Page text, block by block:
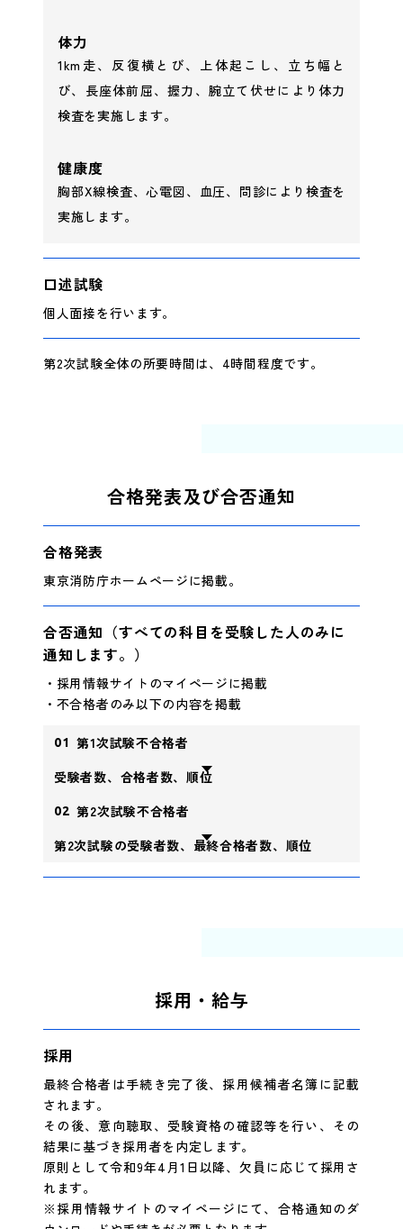
体力
1km走、反復横とび、上体起こし、立ち幅と
び、長座体前屈、握力、腕立て伏せにより体力
検査を実施します。
健康度
胸部X線検査、心電図、血圧、問診により検査を
実施します。
口述試験
個人面接を行います。
第2次試験全体の所要時間は、4時間程度です。
合格発表及び合否通知
合格発表
東京消防庁ホームページに掲載。
合否通知（すべての科目を受験した人のみに
通知します。）
・採用情報サイトのマイページに掲載
・不合格者のみ以下の内容を掲載
01 第1次試験不合格者
受験者数、合格者数、順位
02 第2次試験不合格者
第2次試験の受験者数、最終合格者数、順位
採用・給与
採用
最終合格者は手続き完了後、採用候補者名簿に記載
されます。
その後、意向聴取、受験資格の確認等を行い、その
結果に基づき採用者を内定します。
原則として令和9年4月1日以降、欠員に応じて採用さ
れます。
※採用情報サイトのマイページにて、合格通知のダ